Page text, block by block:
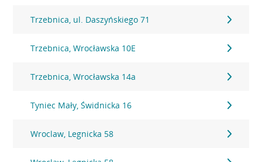
Trzebnica, ul. Daszyńskiego 71
Trzebnica, Wrocławska 10E
Trzebnica, Wrocławska 14a
Tyniec Mały, Świdnicka 16
Wroclaw, Legnicka 58